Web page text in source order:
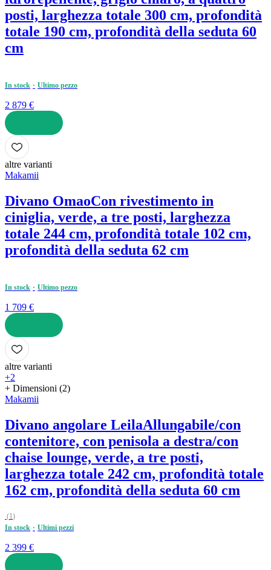
posti, larghezza totale 300 cm, profondità
totale 190 cm, profondità della seduta 60
cm
In stock Ultimo pezzo
2 879 €
AGGIUNGI
altre varianti
Makamii
Divano OmaoCon rivestimento in
ciniglia, verde, a tre posti, larghezza
totale 244 cm, profondità totale 102 cm,
profondità della seduta 62 cm
In stock Ultimo pezzo
1 709 €
AGGIUNGI
altre varianti
+2
+ Dimensioni (2)
Makamii
Divano angolare LeilaAllungabile/con
contenitore, con penisola a destra/con
chaise lounge, verde, a tre posti,
larghezza totale 242 cm, profondità totale
162 cm, profondità della seduta 60 cm
(1)
In stock
Ultimi pezzi
2 399 €